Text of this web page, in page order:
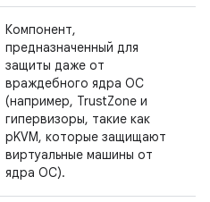
Компонент,
предназначенный для
защиты даже от
враждебного ядра ОС
(например, TrustZone и
гипервизоры, такие как
pKVM, которые защищают
виртуальные машины от
ядра ОС).